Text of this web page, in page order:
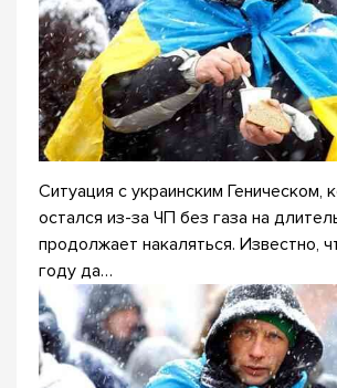
Ситуация с украинским Геническом,
остался из-за ЧП без газа на
продолжает накаляться. Известно,
году да…